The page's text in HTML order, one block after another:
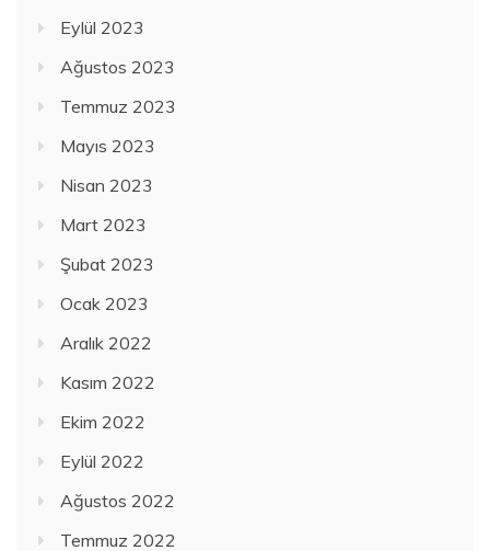
Eylül 2023
Ağustos 2023
Temmuz 2023
Mayıs 2023
Nisan 2023
Mart 2023
Şubat 2023
Ocak 2023
Aralık 2022
Kasım 2022
Ekim 2022
Eylül 2022
Ağustos 2022
Temmuz 2022